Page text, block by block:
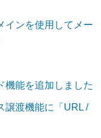
インを使用してメー
機能を追加しました
譲渡機能に「URL /